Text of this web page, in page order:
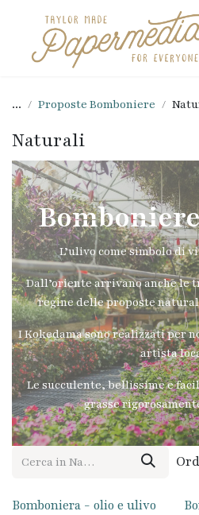
... Proposte Bomboniere
Naturali
L’ulivo come simbolo di
Dall’oriente arrivano anche le
regine delle proposte
I Kokedama sono realizzati per
artista
Le succulente, bellissime e
grasse
Bomboniera - olio e ulivo